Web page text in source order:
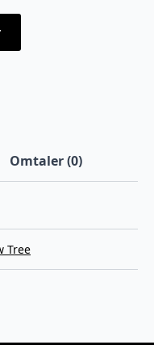
Omtaler (0)
Tree